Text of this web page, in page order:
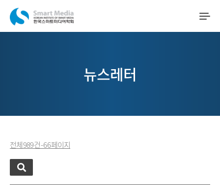
뉴스레터
전체 989 건 - 66 페이지